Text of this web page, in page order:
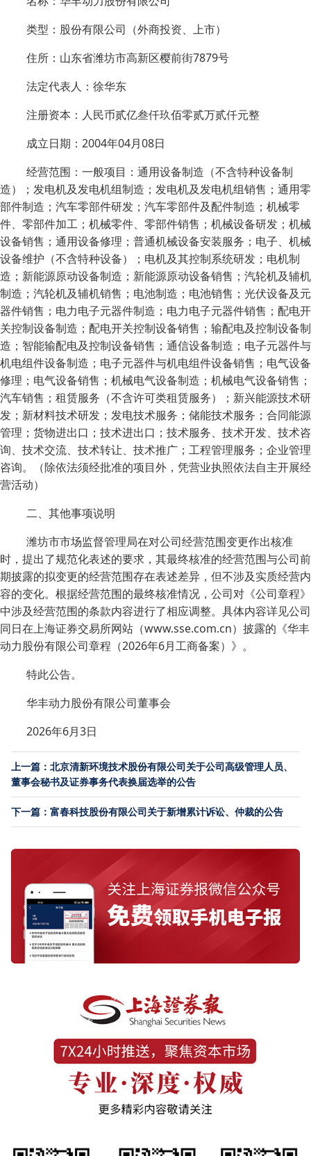
类型：股份有限公司（外商投资、上市）
住所：山东省潍坊市高新区樱前街7879号
法定代表人：徐华东
注册资本：人民币贰亿叁仟玖佰零贰万贰仟元整
成立日期：2004年04月08日
经营范围：一般项目：通用设备制造（不含特种设备制
造）；发电机及发电机组制造；发电机及发电机组销售；通用零
部件制造；汽车零部件研发；汽车零部件及配件制造；机械零
件、零部件加工；机械零件、零部件销售；机械设备研发；机械
设备销售；通用设备修理；普通机械设备安装服务；电子、机械
设备维护（不含特种设备）；电机及其控制系统研发；电机制
造；新能源原动设备制造；新能源原动设备销售；汽轮机及辅机
制造；汽轮机及辅机销售；电池制造；电池销售；光伏设备及元
器件销售；电力电子元器件制造；电力电子元器件销售；配电开
关控制设备制造；配电开关控制设备销售；输配电及控制设备制
造；智能输配电及控制设备销售；通信设备制造；电子元器件与
机电组件设备制造；电子元器件与机电组件设备销售；电气设备
修理；电气设备销售；机械电气设备制造；机械电气设备销售；
汽车销售；租赁服务（不含许可类租赁服务）；新兴能源技术研
发；新材料技术研发；发电技术服务；储能技术服务；合同能源
管理；货物进出口；技术进出口；技术服务、技术开发、技术咨
询、技术交流、技术转让、技术推广；工程管理服务；企业管理
咨询。（除依法须经批准的项目外，凭营业执照依法自主开展经
营活动）
二、其他事项说明
潍坊市市场监督管理局在对公司经营范围变更作出核准
时，提出了规范化表述的要求，其最终核准的经营范围与公司前
期披露的拟变更的经营范围存在表述差异，但不涉及实质经营内
容的变化。根据经营范围的最终核准情况，公司对《公司章程》
中涉及经营范围的条款内容进行了相应调整。具体内容详见公司
同日在上海证券交易所网站（www.sse.com.cn）披露的《华丰
动力股份有限公司章程（2026年6月工商备案）》。
特此公告。
华丰动力股份有限公司董事会
2026年6月3日
上一篇：北京清新环境技术股份有限公司关于公司高级管理人员、
董事会秘书及证券事务代表换届选举的公告
下一篇：富春科技股份有限公司关于新增累计诉讼、仲裁的公告